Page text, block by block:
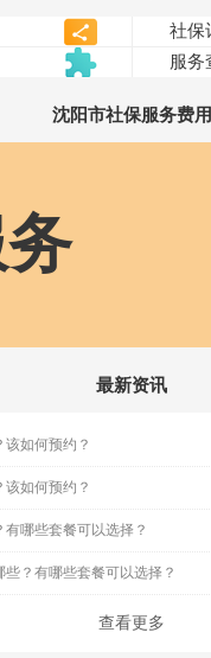
沈阳市社保服务费用
最新资讯
如何预约？
如何预约？
哪些套餐可以选择？
？有哪些套餐可以选择？
查看更多